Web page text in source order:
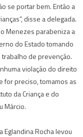
se portar bem. Então a
disse a delegada.
Menezes parabeniza a
do Estado tomando
de prevenção.
violação do direito
for preciso, tomamos as
da Criança e do
Márcio.
Eglandina Rocha levou